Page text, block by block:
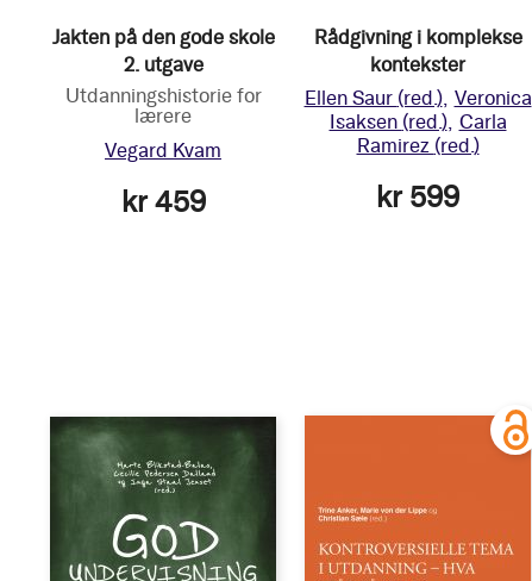
Jakten på den gode skole
2. utgave
Utdanningshistorie for
lærere
Vegard Kvam
kr 459
Rådgivning i komplekse
kontekster
Ellen Saur (red.) Veronica
Isaksen (red.) Carla
Ramirez (red.)
kr 599